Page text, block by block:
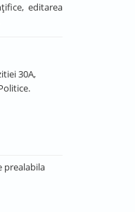
editarea
30A,
prealabila